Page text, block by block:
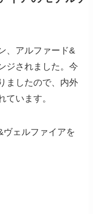
、アルファード&
ジされました。今
ましたので、内外
ています。
ェルファイアを